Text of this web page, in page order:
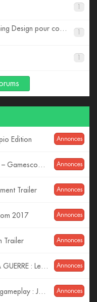
Annonces
Edition
Annonces
Annonces
Trailer
Annonces
2017
Annonces
Trailer
Annonces
Annonces